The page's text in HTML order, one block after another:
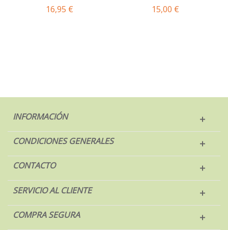
16,95 € 15,00 €
INFORMACIÓN
CONDICIONES GENERALES
CONTACTO
SERVICIO AL CLIENTE
COMPRA SEGURA